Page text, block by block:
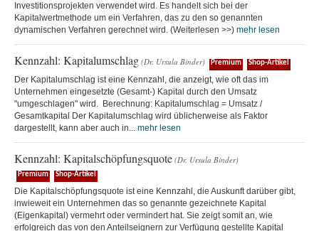
Investitionsprojekten verwendet wird. Es handelt sich bei der
Kapitalwertmethode um ein Verfahren, das zu den so genannten
dynamischen Verfahren gerechnet wird. (Weiterlesen >>) mehr lesen
Kennzahl: Kapitalumschlag (Dr. Ursula Binder) Premium Shop-Artikel
Der Kapitalumschlag ist eine Kennzahl, die anzeigt, wie oft das im
Unternehmen eingesetzte (Gesamt-) Kapital durch den Umsatz
"umgeschlagen" wird. Berechnung: Kapitalumschlag = Umsatz /
Gesamtkapital Der Kapitalumschlag wird üblicherweise als Faktor
dargestellt, kann aber auch in... mehr lesen
Kennzahl: Kapitalschöpfungsquote (Dr. Ursula Binder)
Premium Shop-Artikel
Die Kapitalschöpfungsquote ist eine Kennzahl, die Auskunft darüber gibt,
inwieweit ein Unternehmen das so genannte gezeichnete Kapital
(Eigenkapital) vermehrt oder vermindert hat. Sie zeigt somit an, wie
erfolgreich das von den Anteilseignern zur Verfügung gestellte Kapital